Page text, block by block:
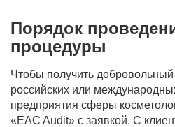
Порядок
процедуры
Чтобы получить
российских или
предприятия сферы
«EAC Audit» с заявкой. С